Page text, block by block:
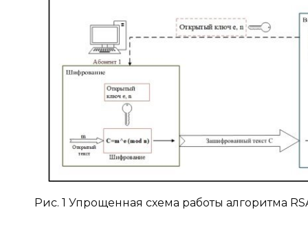
Рис. 1 Упрощенная схема работы алгоритма